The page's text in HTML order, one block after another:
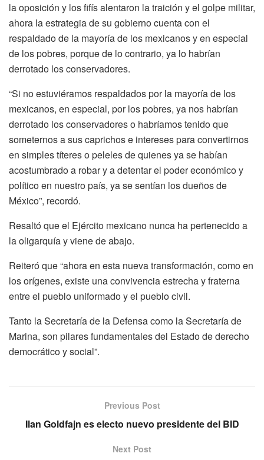
la oposición y los fifís alentaron la traición y el golpe militar,
ahora la estrategia de su gobierno cuenta con el
respaldado de la mayoría de los mexicanos y en especial
de los pobres, porque de lo contrario, ya lo habrían
derrotado los conservadores.
“Si no estuviéramos respaldados por la mayoría de los
mexicanos, en especial, por los pobres, ya nos habrían
derrotado los conservadores o habríamos tenido que
someternos a sus caprichos e intereses para convertirnos
en simples títeres o peleles de quienes ya se habían
acostumbrado a robar y a detentar el poder económico y
político en nuestro país, ya se sentían los dueños de
México”, recordó.
Resaltó que el Ejército mexicano nunca ha pertenecido a
la oligarquía y viene de abajo.
Reiteró que “ahora en esta nueva transformación, como en
los orígenes, existe una convivencia estrecha y fraterna
entre el pueblo uniformado y el pueblo civil.
Tanto la Secretaría de la Defensa como la Secretaría de
Marina, son pilares fundamentales del Estado de derecho
democrático y social”.
Previous Post
Ilan Goldfajn es electo nuevo presidente del BID
Next Post